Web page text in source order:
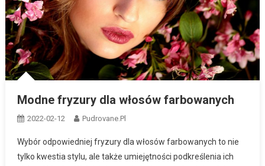
Modne fryzury dla włosów farbowanych
2022-02-12 Pudrovane.pl
Wybór odpowiedniej fryzury dla włosów farbowanych to nie
tylko kwestia stylu, ale także umiejętności podkreślenia ich